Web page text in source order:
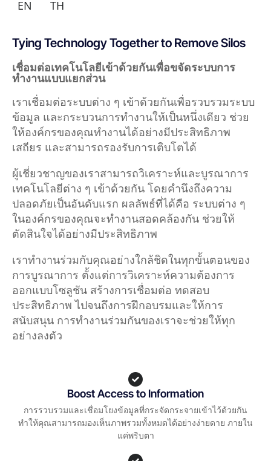
EN TH
Tying Technology Together to Remove Silos
เชื่อมต่อเทคโนโลยีเข้าด้วยกันเพื่อขจัดระบบการ
ทำงานแบบแยกส่วน
เราเชื่อมต่อระบบต่าง ๆ เข้าด้วยกันเพื่อรวบรวมระบบ
ข้อมูล และกระบวนการทำงานให้เป็นหนึ่งเดียว ช่วย
ให้องค์กรของคุณทำงานได้อย่างมีประสิทธิภาพ
เสถียร และสามารถรองรับการเติบโตได้
ผู้เชี่ยวชาญของเราสามารถวิเคราะห์และบูรณาการ
เทคโนโลยีต่าง ๆ เข้าด้วยกัน โดยคำนึงถึงความ
ปลอดภัยเป็นอันดับแรก ผลลัพธ์ที่ได้คือ ระบบต่าง ๆ
ในองค์กรของคุณจะทำงานสอดคล้องกัน ช่วยให้
ตัดสินใจได้อย่างมีประสิทธิภาพ
เราทำงานร่วมกับคุณอย่างใกล้ชิดในทุกขั้นตอนของ
การบูรณาการ ตั้งแต่การวิเคราะห์ความต้องการ
ออกแบบโซลูชัน สร้างการเชื่อมต่อ ทดสอบ
ประสิทธิภาพ ไปจนถึงการฝึกอบรมและให้การ
สนับสนุน การทำงานร่วมกันของเราจะช่วยให้ทุก
อย่างลงตัว
Boost Access to Information
การรวบรวมและเชื่อมโยงข้อมูลที่กระจัดกระจายเข้าไว้ด้วยกัน
ทำให้คุณสามารถมองเห็นภาพรวมทั้งหมดได้อย่างง่ายดาย ภายใน
แค่พริบตา